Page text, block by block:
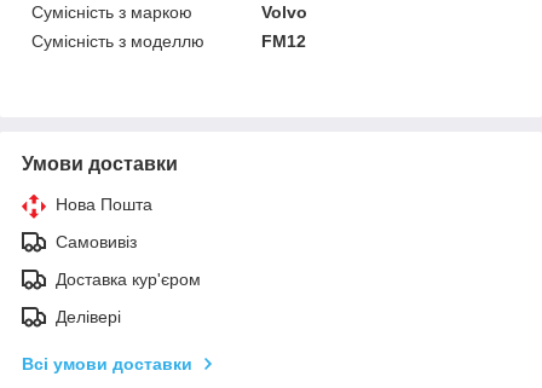
Сумісність з маркою
Volvo
Сумісність з моделлю
FM12
Умови доставки
Нова Пошта
Самовивіз
Доставка кур'єром
Делівері
Всі умови доставки